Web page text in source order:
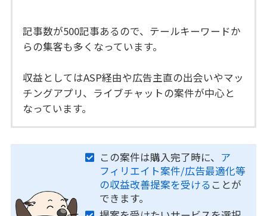
記事数が500記事あるので、テールキーワードか
らの集客も多くなっています。
収益としてはASP経由や広告主直の出会いやマッ
チングアプリ、ライブチャットの案件が中心と
なっています。
この案件は購入完了時に、 ア
フィリエイト案件/広告最適化等
の収益改善提案を受ける ことが
できます。